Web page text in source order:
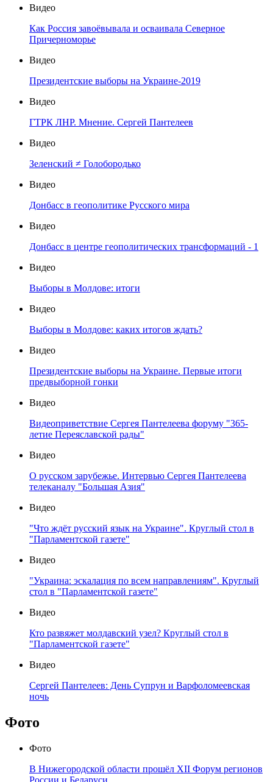
Видео
Как Россия завоёвывала и осваивала Северное
Причерноморье
Видео
Президентские выборы на Украине-2019
Видео
ГТРК ЛНР. Мнение. Сергей Пантелеев
Видео
Зеленский ≠ Голобородько
Видео
Донбасс в геополитике Русского мира
Видео
Донбасс в центре геополитических трансформаций - 1
Видео
Выборы в Молдове: итоги
Видео
Выборы в Молдове: каких итогов ждать?
Видео
Президентские выборы на Украине. Первые итоги
предвыборной гонки
Видео
Видеоприветствие Сергея Пантелеева форуму "365-
летие Переяславской рады"
Видео
О русском зарубежье. Интервью Сергея Пантелеева
телеканалу "Большая Азия"
Видео
"Что ждёт русский язык на Украине". Круглый стол в
"Парламентской газете"
Видео
"Украина: эскалация по всем направлениям". Круглый
стол в "Парламентской газете"
Видео
Кто развяжет молдавский узел? Круглый стол в
"Парламентской газете"
Видео
Сергей Пантелеев: День Супрун и Варфоломеевская
ночь
Фото
Фото
В Нижегородской области прошёл XII Форум регионов